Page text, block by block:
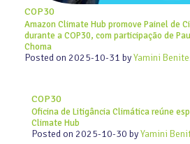
COP30
Amazon Climate Hub promove Painel de
durante a COP30, com participação de
Choma
Posted on 2025-10-31 byYamini
COP30
Oficina de Litigância Climática reúne
Climate Hub
Posted on 2025-10-30 byYamini